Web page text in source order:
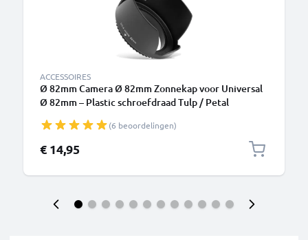
ACCESSOIRES
Ø 82mm Camera Ø 82mm Zonnekap voor Universal
Ø 82mm – Plastic schroefdraad Tulp / Petal
(6 beoordelingen)
€ 14,95